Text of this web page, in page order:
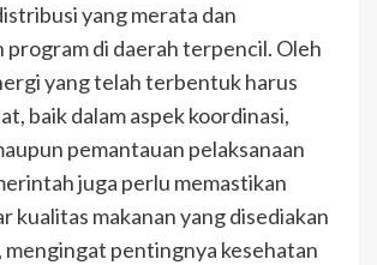
yang merata dan
program di daerah terpencil. Oleh
yang telah terbentuk harus
baik dalam aspek koordinasi,
pemantauan pelaksanaan
juga perlu memastikan
kualitas makanan yang disediakan
pentingnya kesehatan